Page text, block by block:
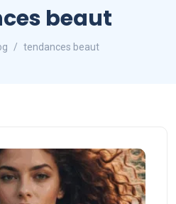
beaut
tendances beaut